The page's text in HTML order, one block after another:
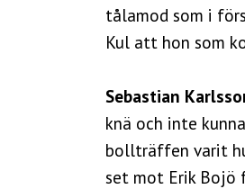
tålamod som i
Kul att hon som
Sebastian
knä och inte
bollträffen varit
set mot Erik Bojö